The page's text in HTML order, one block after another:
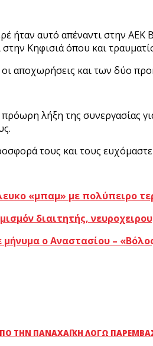
ήταν αυτό απέναντι στην
Κηφισιά όπου και
αποχωρήσεις και των δύο
λήξη της συνεργασίας
τους και τους ευχόμαστε
«μπαμ» με πολύπειρο
διαιτητής,
μήνυμα ο Αναστασίου –
ΤΗΝ ΠΑΝΑΧΑΪΚΉ ΛΌΓΩ